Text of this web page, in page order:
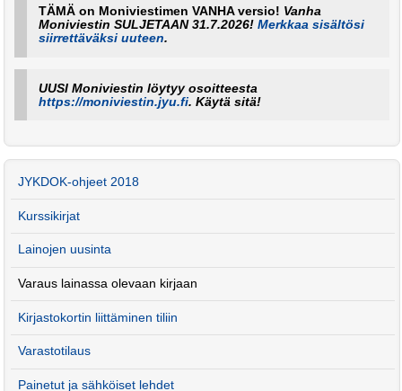
TÄMÄ on Moniviestimen VANHA versio! Vanha
Moniviestin SULJETAAN 31.7.2026!Merkkaa sisältösi
siirrettäväksi uuteen.
UUSI Moniviestin löytyy osoitteesta
https://moniviestin.jyu.fi. Käytä sitä!
JYKDOK-ohjeet 2018
Kurssikirjat
Lainojen uusinta
Varaus lainassa olevaan kirjaan
Kirjastokortin liittäminen tiliin
Varastotilaus
Painetut ja sähköiset lehdet